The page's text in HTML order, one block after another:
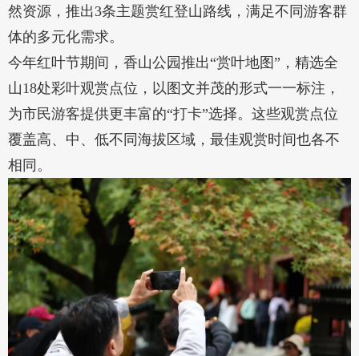
然资源，推出3条主题赏红登山路线，满足不同游客群
体的多元化需求。
今年红叶节期间，香山公园推出“赏叶地图”，精选全
山18处彩叶观赏点位，以图文并茂的形式一一标注，
为市民游客提供更丰富的“打卡”选择。这些观赏点位
覆盖高、中、低不同海拔区域，最佳观赏时间也各不
相同。